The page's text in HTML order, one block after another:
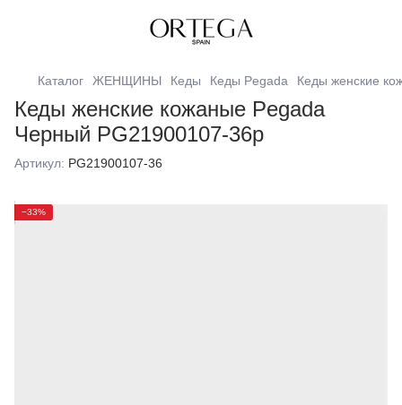
Каталог ЖЕНЩИНЫ Кеды Кеды Pegada Кеды женские
Кеды женские кожаные Pegada
Черный PG21900107-36р
Артикул: PG21900107-36
−33%